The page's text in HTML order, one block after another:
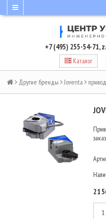
+7 (495) 255-54-71,
Каталог
Другие бренды Joventa